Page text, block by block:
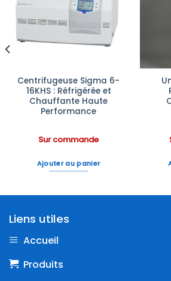
Ajouter
à la liste
d’envies
Centrifugeuse Sigma 6-
16KHS : Réfrigérée et
Chauffante Haute
Performance
Sur commande
Ajouter au panier
Liens utiles
Accueil
Produits